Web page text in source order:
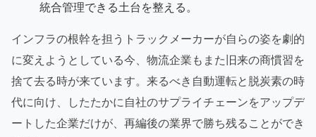
統合管理できる土台を整える。
インフラの根幹を担うトラックメーカーが自らの姿を劇的
に変えようとしている今、物流企業もまた旧来の商慣習を
捨て去る時が来ています。来るべき自動運転と脱炭素の時
代に向け、したたかに自社のサプライチェーンをアップデ
ートした企業だけが、再編後の業界で勝ち残ることができ